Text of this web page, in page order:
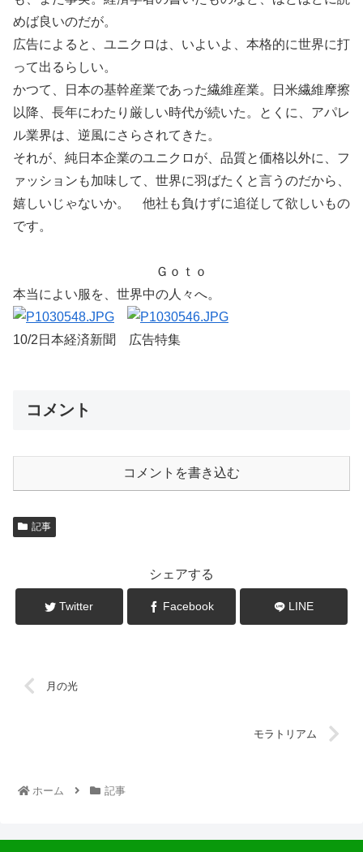
めば良いのだが。
広告によると、ユニクロは、いよいよ、本格的に世界に打
って出るらしい。
かつて、日本の基幹産業であった繊維産業。日米繊維摩擦
以降、長年にわたり厳しい時代が続いた。とくに、アパレ
ル業界は、逆風にさらされてきた。
それが、純日本企業のユニクロが、品質と価格以外に、フ
ァッションも加味して、世界に羽ばたくと言うのだから、
嬉しいじゃないか。 他社も負けずに追従して欲しいもの
です。
Ｇｏｔｏ
本当によい服を、世界中の人々へ。
10/2日本経済新聞 広告特集
コメント
コメントを書き込む
記事
シェアする
Twitter Facebook LINE
月の光
モラトリアム
ホーム 記事